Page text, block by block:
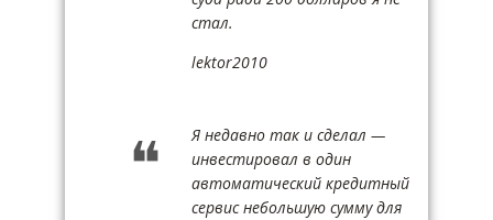
стал.
lektor2010
Я недавно так и сделал —
инвестировал в один
автоматический кредитный
сервис небольшую сумму для